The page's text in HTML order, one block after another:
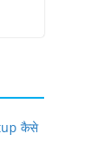
कैसे